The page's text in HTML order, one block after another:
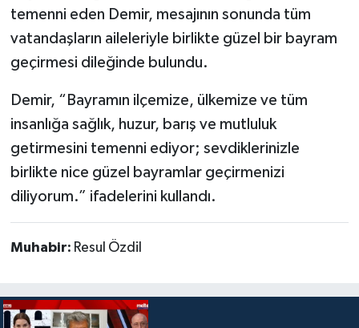
temenni eden Demir, mesajının sonunda tüm
vatandaşların aileleriyle birlikte güzel bir bayram
geçirmesi dileğinde bulundu.
Demir, “Bayramın ilçemize, ülkemize ve tüm
insanlığa sağlık, huzur, barış ve mutluluk
getirmesini temenni ediyor; sevdiklerinizle
birlikte nice güzel bayramlar geçirmenizi
diliyorum.” ifadelerini kullandı.
Muhabir: Resul Özdil